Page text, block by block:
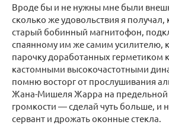
Вроде бы и не нужны мне были
сколько же удовольствия я получал,
старый бобинный магнитофон,
спаянному им же самим усилителю,
парочку доработанных герметиком
кастомными высокочастотными
помню восторг от прослушивания
Жана-Мишеля Жарра на
громкости — сделай чуть больше, и
сервант и дрожать оконные стекла.